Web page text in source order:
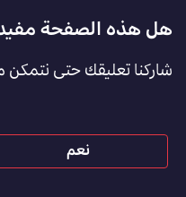
Footer
Feedback
[AR]
هل هذه الصفحة
شاركنا تعليقك حتى
نعم